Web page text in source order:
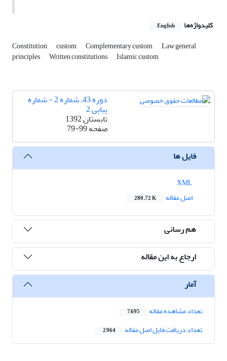
کلیدواژه‌ها English
Constitution custom Complementary custom Law general
principles Written constitutions Islamic custom
دوره 43، شماره 2 - شماره
پیاپی 2
تابستان 1392
صفحه79-99
فایل ها
اصل مقاله
280.72 K
هم رسانی
ارجاع به این مقاله
آمار
تعداد مشاهده مقاله 7,695
تعداد دریافت فایل اصل مقاله 2,964